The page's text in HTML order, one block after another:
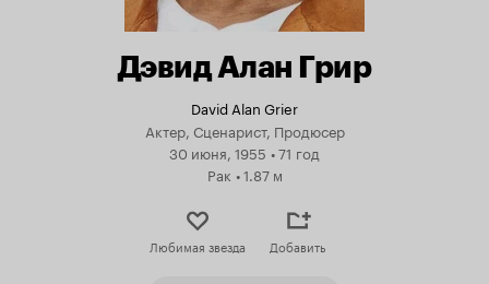
Дэвид Алан Грир
David Alan Grier
Актер, Сценарист, Продюсер
30 июня, 1955 •71 год
Рак •1.87 м
Любимая звезда Добавить